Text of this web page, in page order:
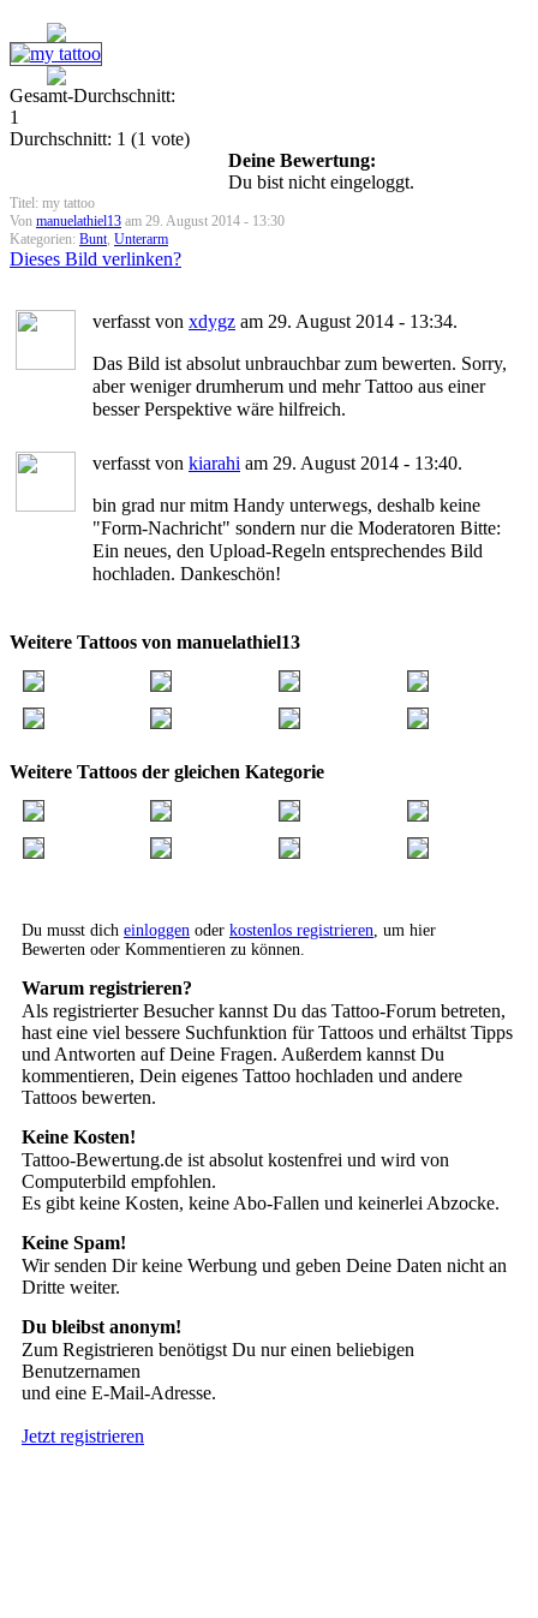
Gesamt-Durchschnitt:
1
Durchschnitt: 1 (1 vote)
Deine Bewertung:
Du bist nicht eingeloggt.
Titel: my tattoo
Von manuelathiel13 am 29. August 2014 - 13:30
Kategorien: Bunt, Unterarm
Dieses Bild verlinken?
verfasst von xdygz am 29. August 2014 - 13:34.
Das Bild ist absolut unbrauchbar zum bewerten. Sorry,
aber weniger drumherum und mehr Tattoo aus einer
besser Perspektive wäre hilfreich.
verfasst von kiarahi am 29. August 2014 - 13:40.
bin grad nur mitm Handy unterwegs, deshalb keine
"Form-Nachricht" sondern nur die Moderatoren Bitte:
Ein neues, den Upload-Regeln entsprechendes Bild
hochladen. Dankeschön!
Weitere Tattoos von manuelathiel13
Weitere Tattoos der gleichen Kategorie
Du musst dich einloggen oder kostenlos registrieren , um hier
Bewerten oder Kommentieren zu können.
Warum registrieren?
Als registrierter Besucher kannst Du das Tattoo-Forum betreten,
hast eine viel bessere Suchfunktion für Tattoos und erhältst Tipps
und Antworten auf Deine Fragen. Außerdem kannst Du
kommentieren, Dein eigenes Tattoo hochladen und andere
Tattoos bewerten.
Keine Kosten!
Tattoo-Bewertung.de ist absolut kostenfrei und wird von
Computerbild empfohlen.
Es gibt keine Kosten, keine Abo-Fallen und keinerlei Abzocke.
Keine Spam!
Wir senden Dir keine Werbung und geben Deine Daten nicht an
Dritte weiter.
Du bleibst anonym!
Zum Registrieren benötigst Du nur einen beliebigen
Benutzernamen
und eine E-Mail-Adresse.
Jetzt registrieren